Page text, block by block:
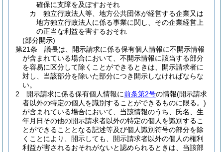
確保に支障を及ぼすおそれ
カ
独立行政法人等、地方公共団体が経営する企業又は
地方独立行政法人に係る事業に関し、その企業経営上
の正当な利益を害するおそれ
(部分開示)
第21条
議長は、開示請求に係る保有個人情報に不開示情報
が含まれている場合において、不開示情報に該当する部分
を容易に区分して除くことができるときは、開示請求者に
対し、当該部分を除いた部分につき開示しなければならな
い。
2
開示請求に係る保有個人情報に前条第2号の情報(開示請求
者以外の特定の個人を識別することができるものに限る。)
が含まれている場合において、当該情報のうち、氏名、生
年月日その他の開示請求者以外の特定の個人を識別するこ
とができることとなる記述等及び個人識別符号の部分を除
くことにより、開示しても、開示請求者以外の個人の権利
利益が害されるおそれがないと認められるときは、当該部